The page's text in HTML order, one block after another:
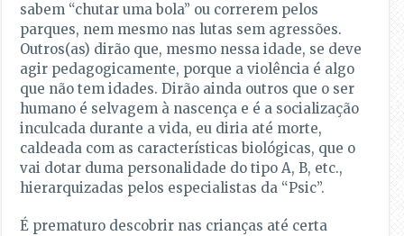
sabem “chutar uma bola” ou correrem pelos
parques, nem mesmo nas lutas sem agressões.
Outros(as) dirão que, mesmo nessa idade, se deve
agir pedagogicamente, porque a violência é algo
que não tem idades. Dirão ainda outros que o ser
humano é selvagem à nascença e é a socialização
inculcada durante a vida, eu diria até morte,
caldeada com as características biológicas, que o
vai dotar duma personalidade do tipo A, B, etc.,
hierarquizadas pelos especialistas da “Psic”.
É prematuro descobrir nas crianças até certa